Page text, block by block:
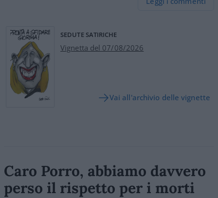
SEDUTE SATIRICHE
Vignetta del 07/08/2026
Vai all'archivio delle vignette
Caro Porro, abbiamo davvero
perso il rispetto per i morti